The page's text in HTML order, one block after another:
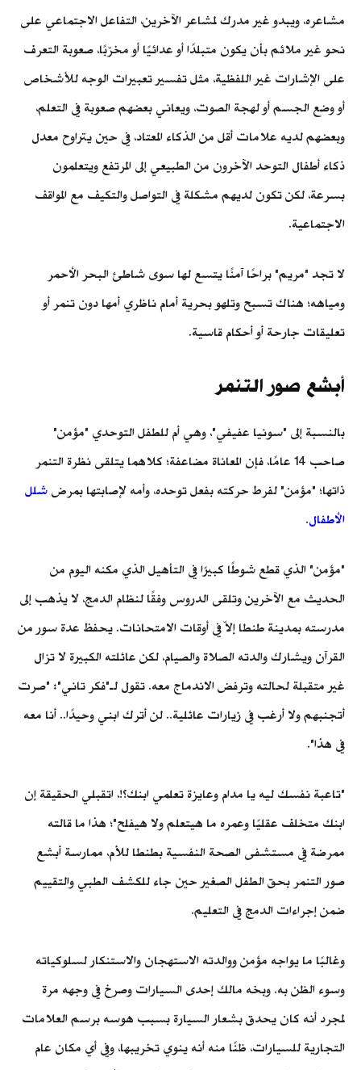
مشاعره، ويبدو غير مدرك لمشاعر الآخرين، التفاعل الاجتماعي على
نحو غير ملائم بأن يكون متبلدًا أو عدائيًا أو مخرّبًا، صعوبة التعرف
على الإشارات غير اللفظية، مثل تفسير تعبيرات الوجه للأشخاص
أو وضع الجسم أو لهجة الصوت، ويعاني بعضهم صعوبة في التعلم،
وبعضهم لديه علامات أقل من الذكاء المعتاد، في حين يتراوح معدل
ذكاء أطفال التوحد الآخرون من الطبيعي إلى المرتفع ويتعلمون
بسرعة، لكن تكون لديهم مشكلة في التواصل والتكيف مع المواقف
الاجتماعية.
لا تجد "مريم" براحًا آمنًا يتسع لها سوى شاطئ البحر الأحمر
ومياهه؛ هناك تسبح وتلهو بحرية أمام ناظري أمها دون تنمر أو
تعليقات جارحة أو أحكام قاسية.
أبشع صور التنمر
بالنسبة إلى "سونيا عفيفي"، وهي أم للطفل التوحدي "مؤمن"
صاحب 14 عامًا، فإن المعاناة مضاعفة؛ كلاهما يتلقى نظرة التنمر
ذاتها؛ "مؤمن" لفرط حركته بفعل توحده، وأمه لإصابتها بمرض شلل
الأطفال.
"مؤمن" الذي قطع شوطًا كبيرًا في التأهيل الذي مكنه اليوم من
الحديث مع الآخرين وتلقى الدروس وفقًا لنظام الدمج، لا يذهب إلى
مدرسته بمدينة طنطا إلاّ في أوقات الامتحانات. يحفظ عدة سور من
القرآن ويشارك والدته الصلاة والصيام، لكن عائلته الكبيرة لا تزال
غير متقبلة لحالته وترفض الاندماج معه. تقول لـ"فكر تاني": "صرت
أتجنبهم ولا أرغب في زيارات عائلية.. لن أترك ابني وحيدًا.. أنا معه
في هذا".
"تاعبة نفسك ليه يا مدام وعايزة تعلمي ابنك؟!، اتقبلي الحقيقة إن
ابنك متخلف عقليًا وعمره ما هيتعلم ولا هيفلح"؛ هذا ما قالته
ممرضة في مستشفى الصحة النفسية بطنطا للأم، ممارسة أبشع
صور التنمر بحق الطفل الصغير حين جاء للكشف الطبي والتقييم
ضمن إجراءات الدمج في التعليم.
وغالبًا ما يواجه مؤمن ووالدته الاستهجان والاستنكار لسلوكياته
وسوء الظن به. وبخه مالك إحدى السيارات وصرخ في وجهه مرة
لمجرد أنه كان يحدق بشعار السيارة بسبب هوسه برسم العلامات
التجارية للسيارات، ظنًا منه أنه ينوي تخريبها، وفي أي مكان عام